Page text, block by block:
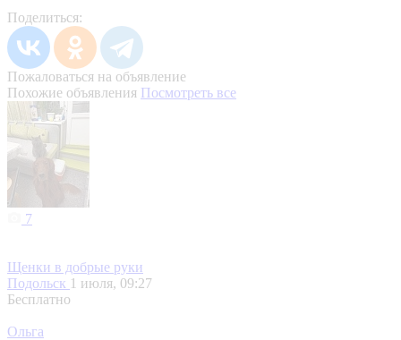
Поделиться:
Пожаловаться на объявление
Похожие объявления Посмотреть все
7
Щенки в добрые руки
Подольск 1 июля, 09:27
Бесплатно
Ольга